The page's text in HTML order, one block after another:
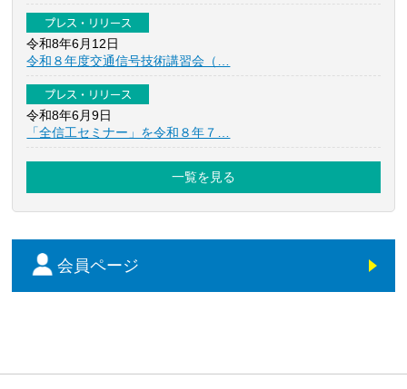
プレス・リリース
令和8年6月12日
令和８年度交通信号技術講習会（…
プレス・リリース
令和8年6月9日
「全信工セミナー」を令和８年７…
一覧を見る
会員ページ